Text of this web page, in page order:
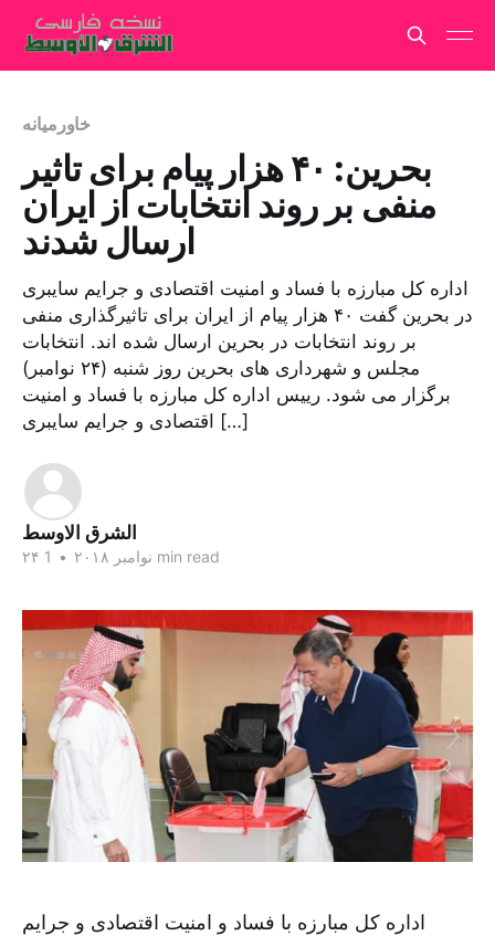
خاورمیانه
بحرین: ۴۰ هزار پیام برای تاثیر
منفی بر روند انتخابات از ایران
ارسال شدند
اداره کل مبارزه با فساد و امنیت اقتصادی و جرایم سایبری
در بحرین گفت ۴۰ هزار پیام از ایران برای تاثیرگذاری منفی
بر روند انتخابات در بحرین ارسال شده اند. انتخابات
مجلس و شهرداری های بحرین روز شنبه (۲۴ نوامبر)
برگزار می شود. رییس اداره کل مبارزه با فساد و امنیت
اقتصادی و جرایم سایبری […]
الشرق الاوسط
۲۴ نوامبر ۲۰۱۸ • 1 min read
اداره کل مبارزه با فساد و امنیت اقتصادی و جرایم